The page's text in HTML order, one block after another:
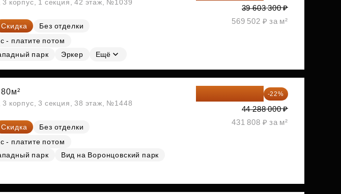
3 корпус, 1 секция, 42 этаж, №1039
Скидка
Без отделки
- платите потом
парк
Эркер Ещё
39 603 300 ₽
569 502 ₽ за м²
80м²
3 корпус, 3 секция, 38 этаж, №1448
Скидка
Без отделки
- платите потом
парк
Вид на Воронцовский парк
-22%
44 288 000 ₽
431 808 ₽ за м²